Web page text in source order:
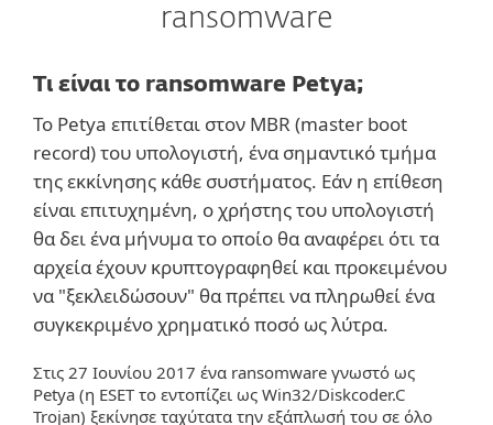
ransomware
Τι είναι το ransomware Petya;
To Petya επιτίθεται στον MBR (master boot
record) του υπολογιστή, ένα σημαντικό τμήμα
της εκκίνησης κάθε συστήματος. Εάν η επίθεση
είναι επιτυχημένη, ο χρήστης του υπολογιστή
θα δει ένα μήνυμα το οποίο θα αναφέρει ότι τα
αρχεία έχουν κρυπτογραφηθεί και προκειμένου
να "ξεκλειδώσουν" θα πρέπει να πληρωθεί ένα
συγκεκριμένο χρηματικό ποσό ως λύτρα.
Στις 27 Ιουνίου 2017 ένα ransomware γνωστό ως
Petya (η ESET το εντοπίζει ως Win32/Diskcoder.C
Trojan) ξεκίνησε ταχύτατα την εξάπλωσή του σε όλο